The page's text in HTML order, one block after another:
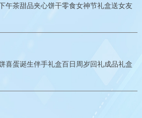
午茶甜品夹心饼干零食女神节礼盒送女友
喜蛋诞生伴手礼盒百日周岁回礼成品礼盒